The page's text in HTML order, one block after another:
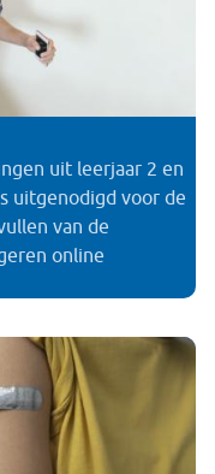
uit leerjaar 2 en
uitgenodigd voor de
van de
online